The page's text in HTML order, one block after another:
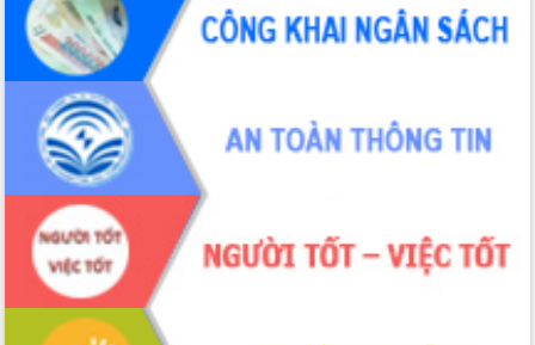
sầu riêng tại Đắk Lắk
Trình diễn nghệ thuật chế biến các
món ăn từ sầu riêng
Đắk Lắk công bố Quy hoạch và xúc
tiến đầu tư tỉnh
Ngành cá ngừ Đắk Lắk chủ động thích
ứng để giữ vững thị trường xuất khẩu
Diễn đàn Kinh tế tư nhân Việt Nam đột
phá cơ chế - Hợp tác công tư
Đề án 06 tạo bước ngoặt đột phá trong
cải cách hành chính tỉnh Đắk Lắk
Kết nối tour, đẩy mạnh chuyển đổi số
để phát triển du lịch Đắk Lắk